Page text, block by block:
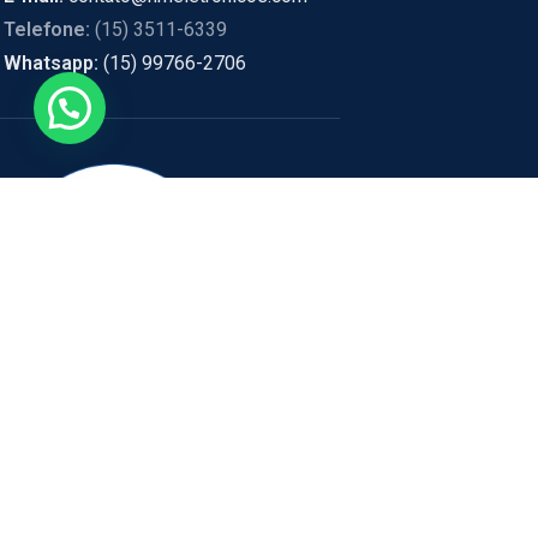
Telefone: (15) 3511-6339
Whatsapp: (15) 99766-2706